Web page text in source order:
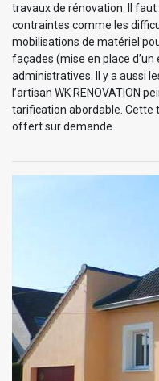
travaux de rénovation. Il
contraintes comme les
mobilisations de matériel
façades (mise en place
administratives. Il y a aussi
l’artisan WK RENOVATION
tarification abordable. Cette
offert sur demande.